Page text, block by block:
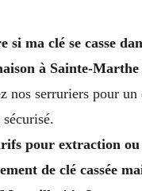
si ma clé se casse
à Sainte-
nos serruriers pour un
pour extraction ou
de clé cassée